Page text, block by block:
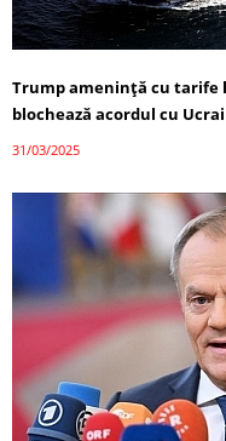
Trump amenință cu tarife
blochează acordul cu
31/03/2025